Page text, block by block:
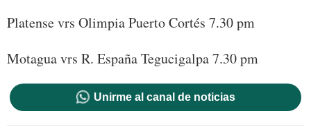
Platense vrs Olimpia Puerto Cortés 7.30 pm
Motagua vrs R. España Tegucigalpa 7.30 pm
Unirme al canal de noticias